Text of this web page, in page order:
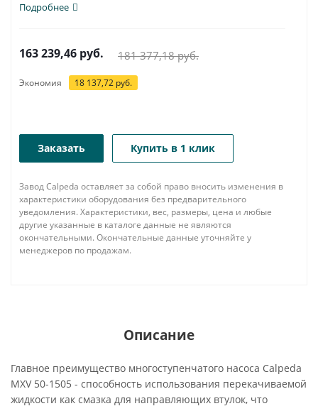
Подробнее
163 239,46 руб. 181 377,18руб.
Экономия 18 137,72 руб.
Заказать Купить в 1 клик
Завод Calpeda оставляет за собой право вносить изменения в
характеристики оборудования без предварительного
уведомления. Характеристики, вес, размеры, цена и любые
другие указанные в каталоге данные не являются
окончательными. Окончательные данные уточняйте у
менеджеров по продажам.
Описание
Главное преимущество многоступенчатого насоса Calpeda
MXV 50-1505 - способность использования перекачиваемой
жидкости как смазка для направляющих втулок, что